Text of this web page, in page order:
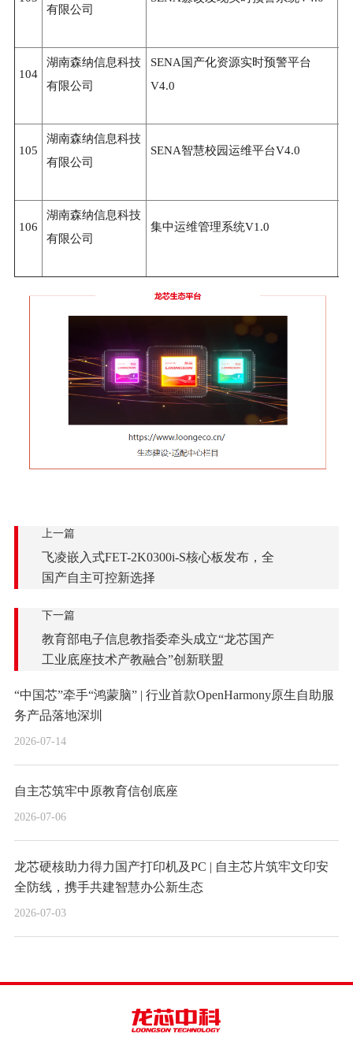
有限公司
104
湖南森纳信息科技
有限公司
SENA国产化资源实时预警平台
V4.0
105
湖南森纳信息科技
有限公司
SENA智慧校园运维平台V4.0
106
湖南森纳信息科技
有限公司
集中运维管理系统V1.0
上一篇
飞凌嵌入式FET-2K0300i-S核心板发布，全
国产自主可控新选择
下一篇
教育部电子信息教指委牵头成立“龙芯国产
工业底座技术产教融合”创新联盟
“中国芯”牵手“鸿蒙脑” | 行业首款OpenHarmony原生自助服
务产品落地深圳
2026-07-14
自主芯筑牢中原教育信创底座
2026-07-06
龙芯硬核助力得力国产打印机及PC | 自主芯片筑牢文印安
全防线，携手共建智慧办公新生态
2026-07-03